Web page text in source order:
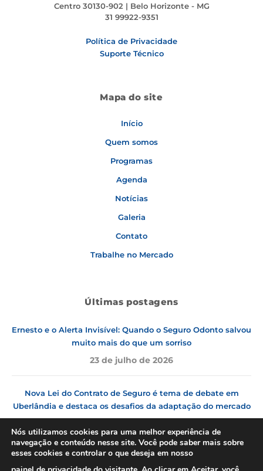
Centro 30130-902 | Belo Horizonte - MG
31 99922-9351
Política de Privacidade
Suporte Técnico
Mapa do site
Início
Quem somos
Programas
Agenda
Notícias
Galeria
Contato
Trabalhe no Mercado
Últimas postagens
Ernesto e o Alerta Invisível: Quando o Seguro Odonto salvou
muito mais do que um sorriso
23 de julho de 2026
Nova Lei do Contrato de Seguro é tema de debate em
Uberlândia e destaca os desafios da adaptação do mercado
Nossas redes
Nós utilizamos cookies para uma melhor experiência de
navegação e conteúdo nesse site. Você pode saber mais sobre
esses cookies e controlar o que deseja em nosso